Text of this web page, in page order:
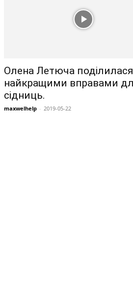
Олена Летюча поділилася
найкращими вправами
сідниць.
maxwelhelp - 2019-05-22